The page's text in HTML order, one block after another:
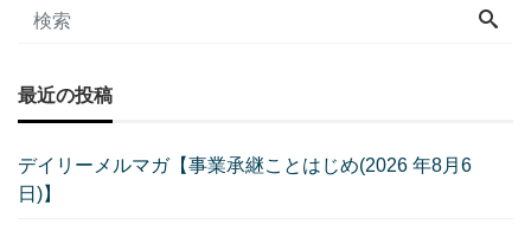
最近の投稿
デイリーメルマガ【事業承継ことはじめ(2026 年8月6
日)】